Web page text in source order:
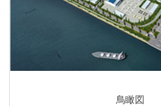
鳥瞰図